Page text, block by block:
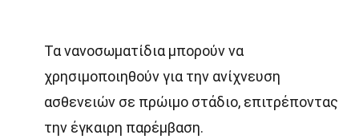
Τα νανοσωματίδια μπορούν να
χρησιμοποιηθούν για την ανίχνευση
ασθενειών σε πρώιμο στάδιο, επιτρέποντας
την έγκαιρη παρέμβαση.